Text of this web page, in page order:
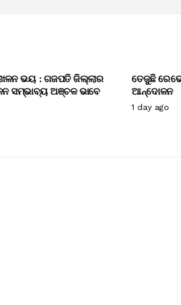
ଭୟ : ଗଜପତି ଜିଲ୍ଲାର
ସମ୍ଭାବ୍ୟ ଅଞ୍ଚଳ ଭାବେ
ତେଜୁଛି
ଆନ୍ଦୋଳନ
1 day ago